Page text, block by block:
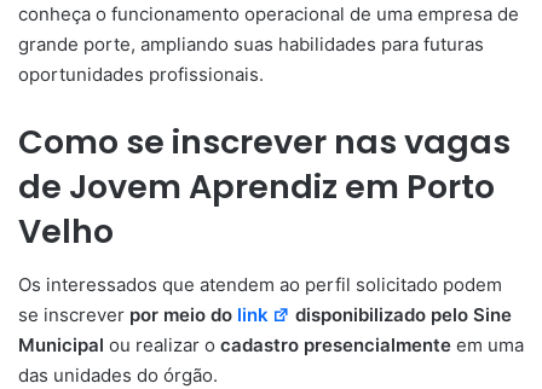
conheça o funcionamento operacional de uma empresa de
grande porte, ampliando suas habilidades para futuras
oportunidades profissionais.
Como se inscrever nas vagas
de Jovem Aprendiz em Porto
Velho
Os interessados que atendem ao perfil solicitado podem
se inscrever por meio do link
disponibilizado pelo Sine
Municipal ou realizar o cadastro presencialmente em uma
das unidades do órgão.